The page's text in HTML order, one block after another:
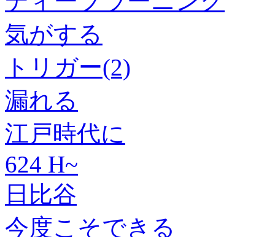
気がする
トリガー(2)
漏れる
江戸時代に
624 H~
日比谷
今度こそできる